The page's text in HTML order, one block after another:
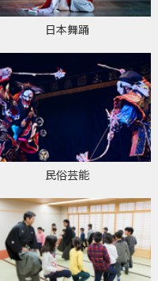
日本舞踊
民俗芸能